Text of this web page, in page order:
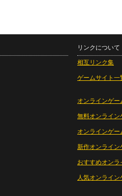
リンクについて
相互リンク集
ゲームサイト一
オンラインゲー
無料オンライン
オンラインゲ
新作オンライン
おすすめオンラ
人気オンライン